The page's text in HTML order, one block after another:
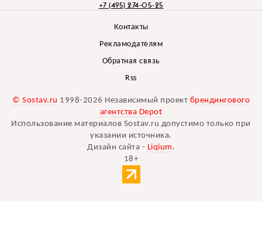
+7 (495) 274-05-25
Контакты
Рекламодателям
Обратная связь
Rss
© Sostav.ru 1998-2026 Независимый проект брендингового
агентства Depot
Использование материалов Sostav.ru допустимо только при
указании источника.
Дизайн сайта - Liqium .
18+